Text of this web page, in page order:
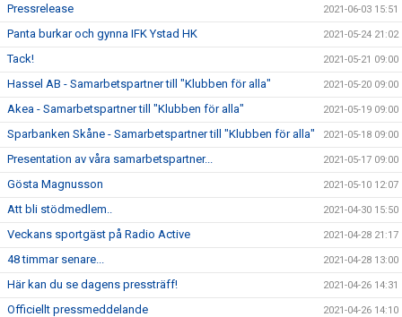
Pressrelease 2021-06-03 15:51
Panta burkar och gynna IFK Ystad HK 2021-05-24 21:02
Tack! 2021-05-21 09:00
Hassel AB - Samarbetspartner till "Klubben för alla" 2021-05-20 09:00
Akea - Samarbetspartner till "Klubben för alla" 2021-05-19 09:00
Sparbanken Skåne - Samarbetspartner till "Klubben för alla" 2021-05-18 09:00
Presentation av våra samarbetspartner... 2021-05-17 09:00
Gösta Magnusson 2021-05-10 12:07
Att bli stödmedlem.. 2021-04-30 15:50
Veckans sportgäst på Radio Active 2021-04-28 21:17
48 timmar senare... 2021-04-28 13:00
Här kan du se dagens pressträff! 2021-04-26 14:31
Officiellt pressmeddelande 2021-04-26 14:10